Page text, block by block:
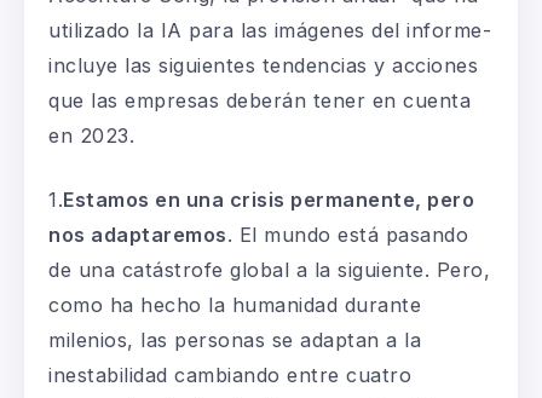
utilizado la IA para las imágenes del informe-
incluye las siguientes tendencias y acciones
que las empresas deberán tener en cuenta
en 2023.
1 .Estamos en una crisis permanente, pero
nos adaptaremos. El mundo está pasando
de una catástrofe global a la siguiente. Pero,
como ha hecho la humanidad durante
milenios, las personas se adaptan a la
inestabilidad cambiando entre cuatro